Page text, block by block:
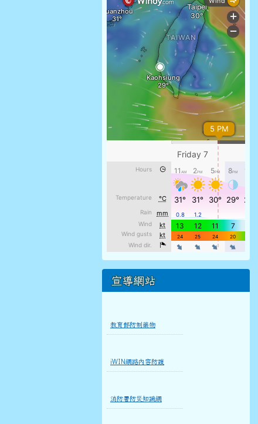
宣導網站
教育部防制藥物
iWIN網路內容防護
消防署防災知識網